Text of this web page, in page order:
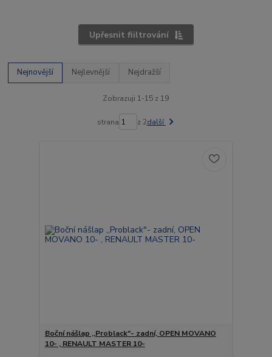
Upřesnit fiiltrování
Nejnovější Nejlevnější Nejdražší
Zobrazuji 1-15 z 19
strana z 2další
Boční nášlap ,,Problack"- zadní, OPEN MOVANO
10- , RENAULT MASTER 10-